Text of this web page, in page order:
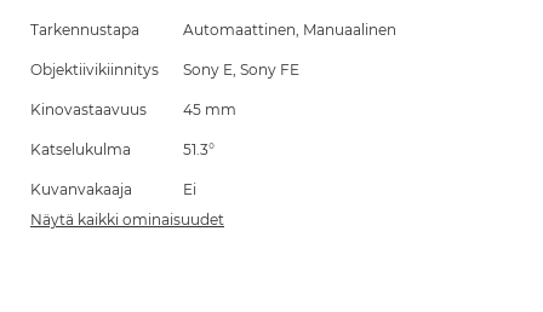
Tarkennustapa Automaattinen, Manuaalinen
Objektiivikiinnitys Sony E, Sony FE
Kinovastaavuus 45 mm
Katselukulma 51.3°
Kuvanvakaaja
Ei
Näytä kaikki ominaisuudet